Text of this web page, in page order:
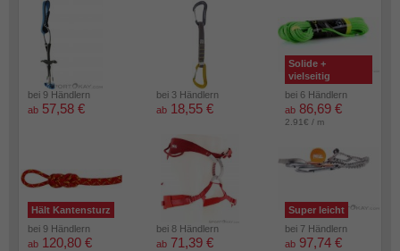
bei 9 Händlern
ab 57,58 €
bei 3 Händlern
ab 18,55 €
Solide +
vielseitig
bei 6 Händlern
ab 86,69 €
2.91€ / m
Hält Kantensturz
bei 9 Händlern
ab 120,80 €
bei 8 Händlern
ab 71,39 €
Super leicht
bei 7 Händlern
ab 97,74 €